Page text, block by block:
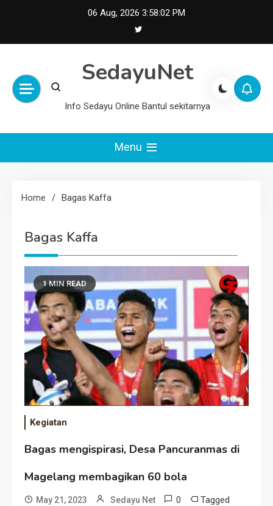
06 Aug, 2026 3:58:02 PM
SedayuNet
Info Sedayu Online Bantul sekitarnya
Menu
Home Bagas Kaffa
Bagas Kaffa
1 MIN READ
Kegiatan
Bagas mengispirasi, Desa Pancuranmas di
Magelang membagikan 60 bola
May 21, 2023 Sedayu Net 0 Tagged